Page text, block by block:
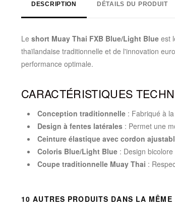
DESCRIPTION DÉTAILS DU PRODUIT
Le short Muay Thai FXB Blue/Light Blue est
thaïlandaise traditionnelle et de l'innovation
performance optimale.
CARACTÉRISTIQUES
Conception traditionnelle : Fabriqué à
Design à fentes latérales : Permet une
Ceinture élastique avec cordon
Coloris Blue/Light Blue : Design
Coupe traditionnelle Muay Thai :
10 AUTRES PRODUITS DANS LA MÊME